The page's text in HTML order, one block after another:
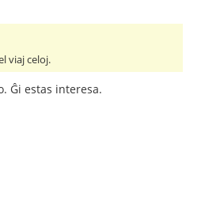
viaj celoj.
Ĝi estas interesa.